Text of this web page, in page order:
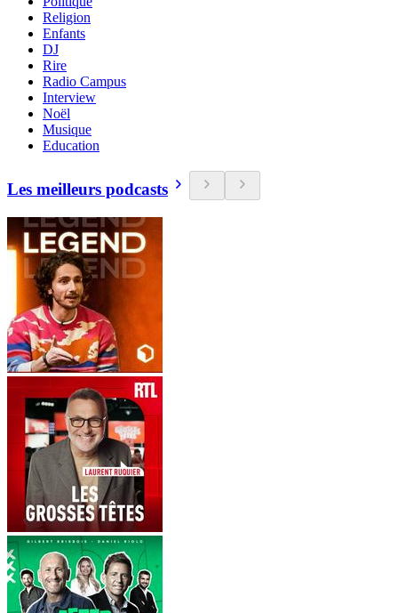
Religion
Enfants
DJ
Rire
Radio Campus
Interview
Noël
Musique
Education
Les meilleurs podcasts